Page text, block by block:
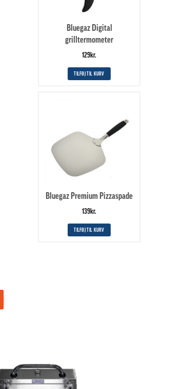
Bluegaz Digital
grilltermometer
129kr.
TILFØJ TIL KURV
Bluegaz Premium Pizzaspade
139kr.
TILFØJ TIL KURV